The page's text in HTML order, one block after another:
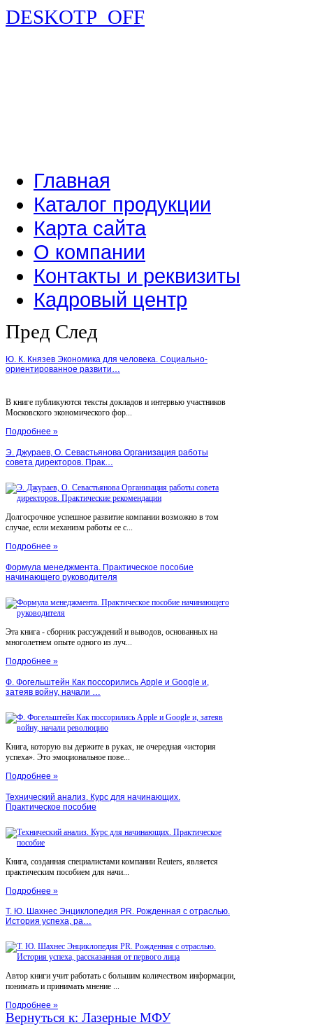
DESKOTP_OFF
Главная
Каталог продукции
Карта сайта
О компании
Контакты и реквизиты
Кадровый центр
Пред След
Ю. К. Князев Экономика для человека. Социально-
ориентированное развити…
В книге публикуются тексты докладов и интервью участников
Московского экономического фор...
Подробнее »
Э. Джураев, О. Севастьянова Организация работы
совета директоров. Прак…
Долгосрочное успешное развитие компании возможно в том
случае, если механизм работы ее с...
Подробнее »
Формула менеджмента. Практическое пособие
начинающего руководителя
Эта книга - сборник рассуждений и выводов, основанных на
многолетнем опыте одного из луч...
Подробнее »
Ф. Фогельштейн Как поссорились Apple и Google и,
затеяв войну, начали …
Книга, которую вы держите в руках, не очередная «история
успеха». Это эмоциональное пове...
Подробнее »
Технический анализ. Курс для начинающих.
Практическое пособие
Книга, созданная специалистами компании Reuters, является
практическим пособием для начи...
Подробнее »
Т. Ю. Шахнес Энциклопедия PR. Рожденная с отраслью.
История успеха, ра…
Автор книги учит работать с большим количеством информации,
понимать и принимать мнение ...
Подробнее »
Вернуться к: Лазерные МФУ